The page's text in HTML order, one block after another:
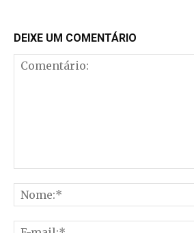
DEIXE UM COMENTÁRIO